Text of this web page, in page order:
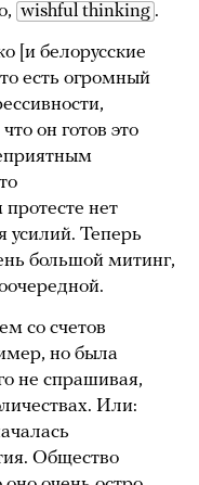
wishful thinking .
[и белорусские
есть огромный
он готов это
нет
усилий. Теперь
большой митинг,
со счетов
но была
не спрашивая,
Или:
Общество